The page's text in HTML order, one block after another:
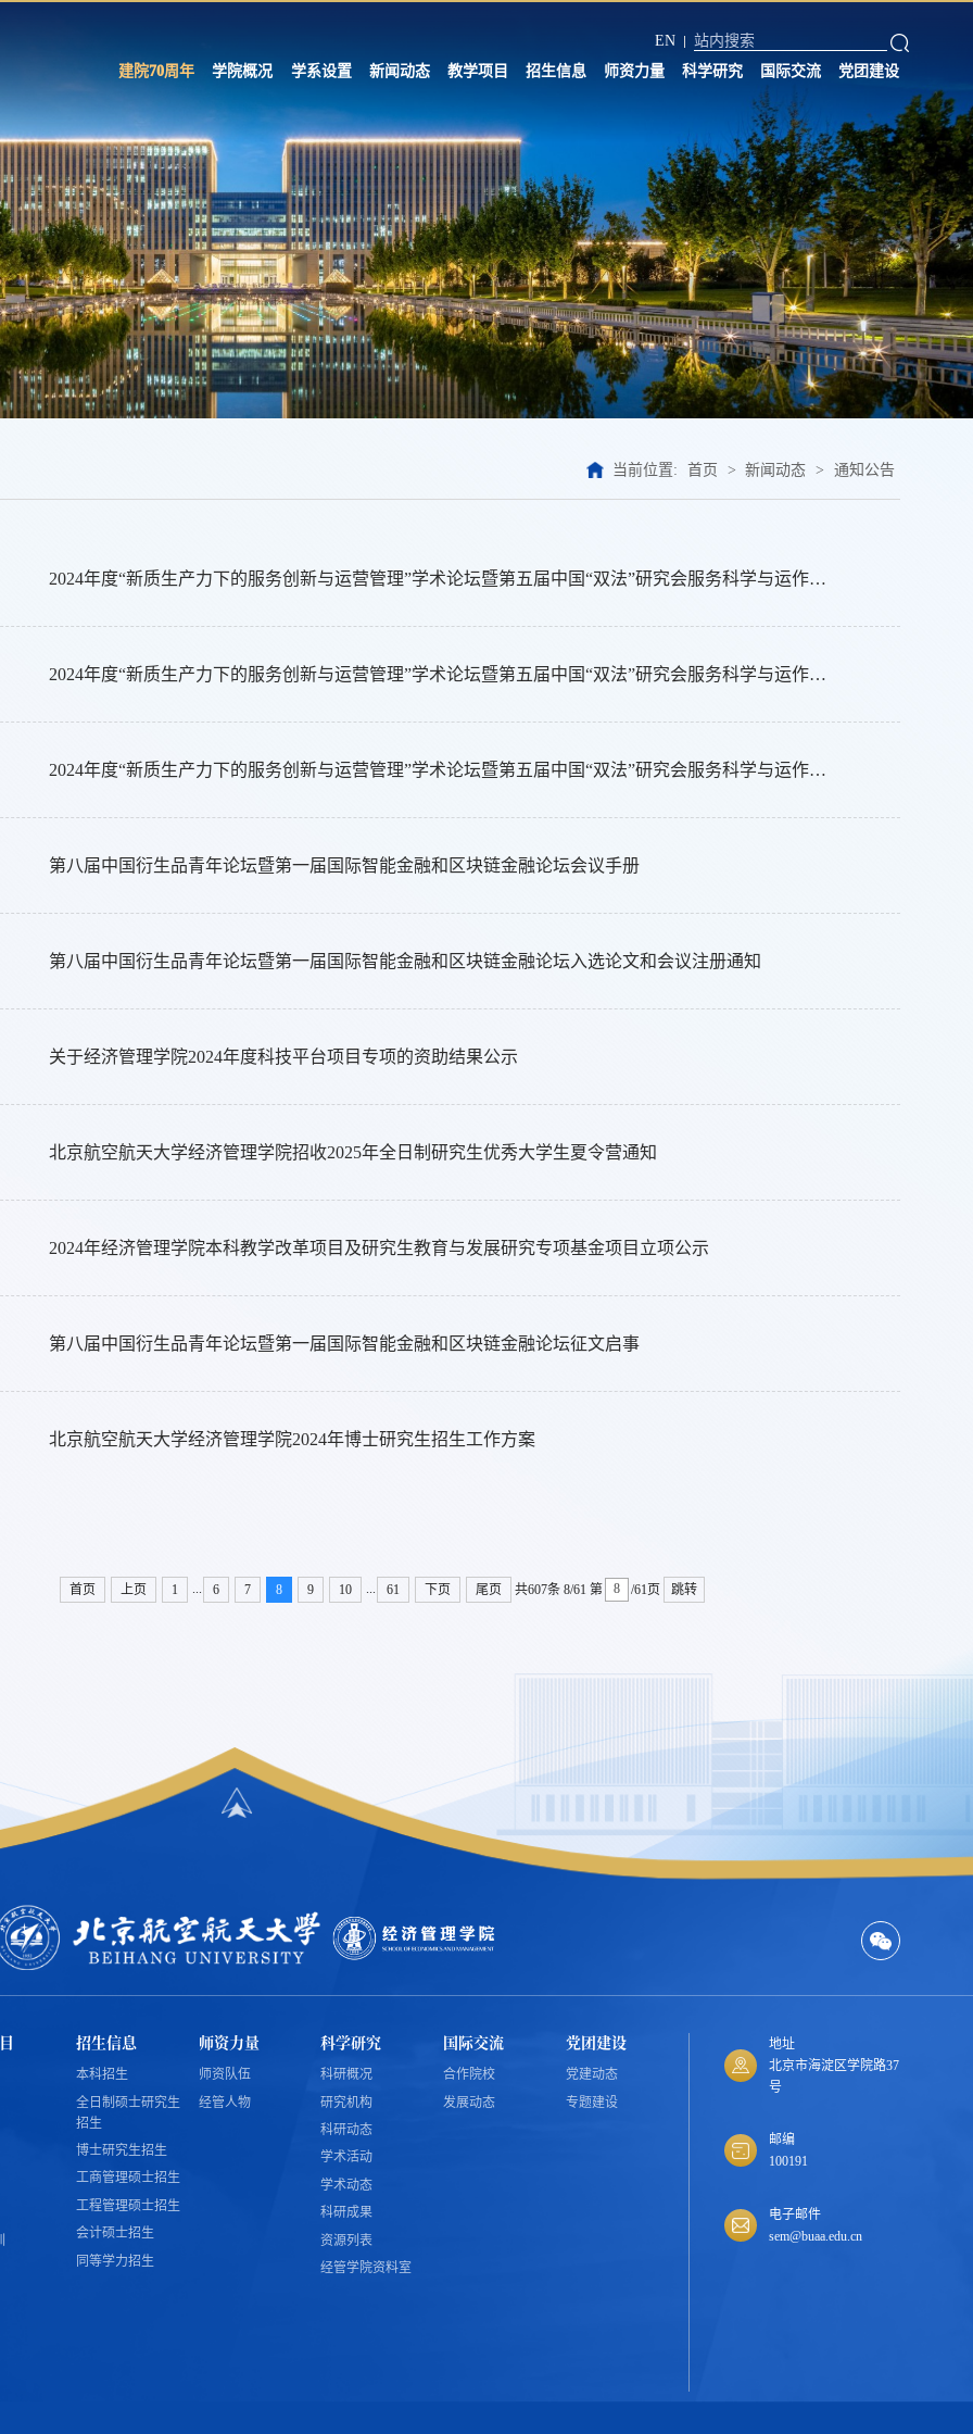
EN
建院70周年
学院概况 学系设置 新闻动态 教学项目 招生信息 师资力量 科学研究 国际交流 党团建设
当前位置: 首页 > 新闻动态 > 通知公告
2024年度“新质生产力下的服务创新与运营管理”学术论坛暨第五届中国“双法”研究会服务科学与运作管理分会学术年会会议通知（第三轮）
2024年度“新质生产力下的服务创新与运营管理”学术论坛暨第五届中国“双法”研究会服务科学与运作管理分会学术年会会议通知（第二轮）
2024年度“新质生产力下的服务创新与运营管理”学术论坛暨第五届中国“双法”研究会服务科学与运作管理分会学术年会会议通知（第一轮）
第八届中国衍生品青年论坛暨第一届国际智能金融和区块链金融论坛会议手册
第八届中国衍生品青年论坛暨第一届国际智能金融和区块链金融论坛入选论文和会议注册通知
关于经济管理学院2024年度科技平台项目专项的资助结果公示
北京航空航天大学经济管理学院招收2025年全日制研究生优秀大学生夏令营通知
2024年经济管理学院本科教学改革项目及研究生教育与发展研究专项基金项目立项公示
第八届中国衍生品青年论坛暨第一届国际智能金融和区块链金融论坛征文启事
北京航空航天大学经济管理学院2024年博士研究生招生工作方案
首页 上页 1 6 7 8 9 10 61 下页 尾页 共607条 8/61 第 /61页 跳转
招生信息
本科招生
全日制硕士研究生
招生
博士研究生招生
工商管理硕士招生
工程管理硕士招生
会计硕士招生
同等学力招生
师资力量
师资队伍
经管人物
科学研究
科研概况
研究机构
科研动态
学术活动
学术动态
科研成果
资源列表
经管学院资料室
国际交流
合作院校
发展动态
党团建设
党建动态
专题建设
地址
北京市海淀区学院路37
号
邮编
100191
电子邮件
sem@buaa.edu.cn